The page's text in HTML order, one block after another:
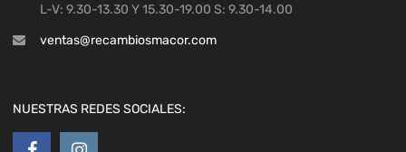
L-V: 9.30-13.30 Y 15.30-19.00 S: 9.30-14.00
ventas@recambiosmacor.com
NUESTRAS REDES SOCIALES: